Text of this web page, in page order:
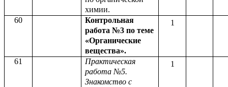
химии.
60
Контрольная
работа №3 по теме
«Органические
вещества».
1
61
Практическая
работа №5.
Знакомство с
1